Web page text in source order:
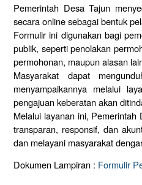
Pemerintah Desa Tajun
secara online sebagai bentuk
Formulir ini digunakan bagi
publik, seperti penolakan
permohonan, maupun alasan
Masyarakat dapat
menyampaikannya melalui
pengajuan keberatan akan
Melalui layanan ini,
transparan, responsif, dan
dan melayani masyarakat
Dokumen Lampiran : Formulir